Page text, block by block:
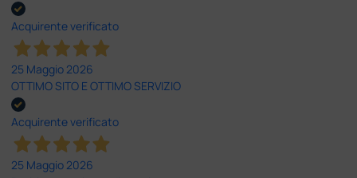
Acquirente verificato
25 Maggio 2026
OTTIMO SITO E OTTIMO SERVIZIO
Acquirente verificato
25 Maggio 2026